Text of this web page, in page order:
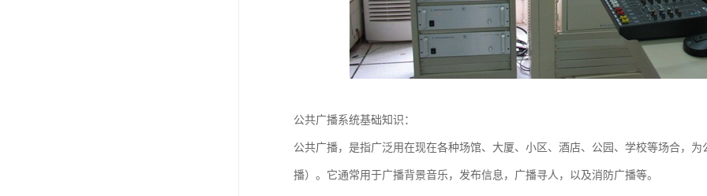
公共广播系统基础知识：
公共广播，是指广泛用在现在各种场馆、大厦、小区、酒店、公园、学校等场合，
播）。它通常用于广播背景音乐，发布信息，广播寻人，以及消防广播等。